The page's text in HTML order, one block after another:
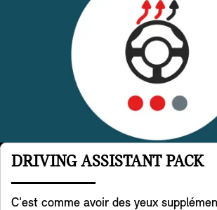
DRIVING ASSISTANT PACK
C'est comme avoir des yeux